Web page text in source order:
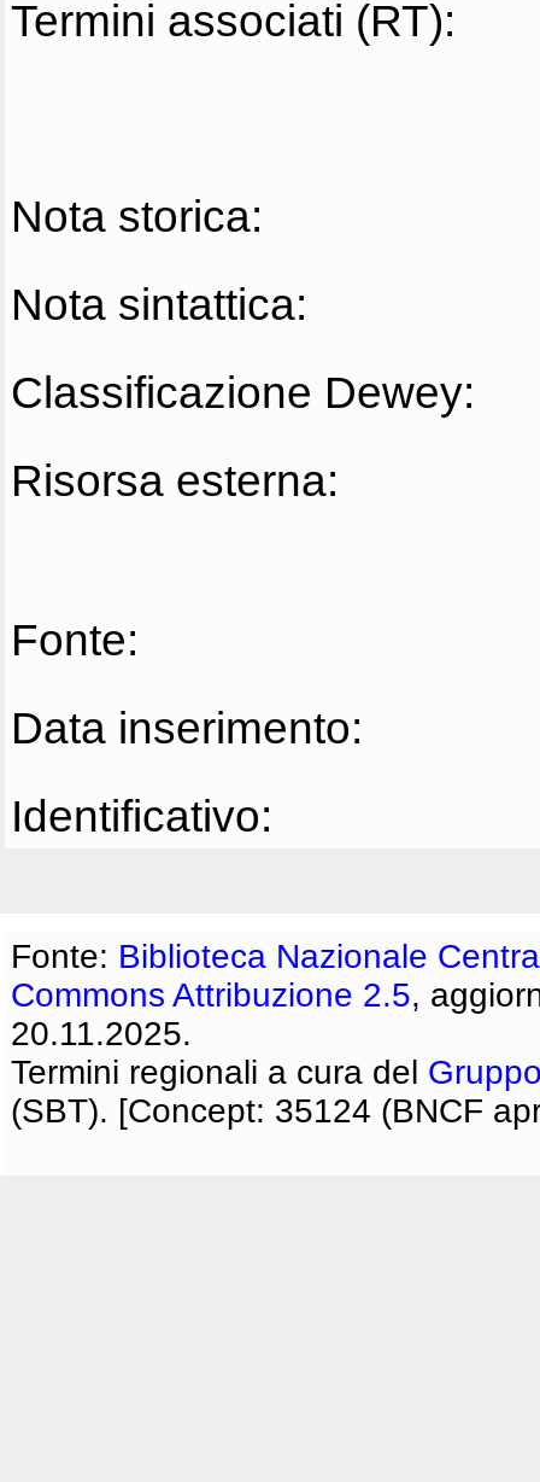
Termini associati (RT):
Nota storica:
Nota sintattica:
Classificazione Dewey:
Risorsa esterna:
Fonte:
Data inserimento:
Identificativo:
Fonte: Biblioteca Nazionale
Commons Attribuzione 2.5,
20.11.2025.
Termini regionali a cura del
(SBT). [Concept: 35124 (BNCF